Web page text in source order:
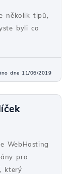
několik tipů,
byli co
dne 11/06/2019
WebHosting
pro
který